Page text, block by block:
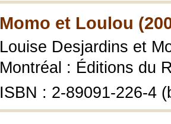
Momo et Loulou
Louise Desjardins et
Montréal : Éditions du
ISBN : 2-89091-226-4